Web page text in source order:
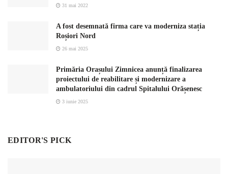
31 mai 2022
A fost desemnată firma care va moderniza stația
Roșiori Nord
26 mai 2025
Primăria Orașului Zimnicea anunță finalizarea
proiectului de reabilitare și modernizare a
ambulatoriului din cadrul Spitalului Orășenesc
3 iunie 2025
EDITOR'S PICK